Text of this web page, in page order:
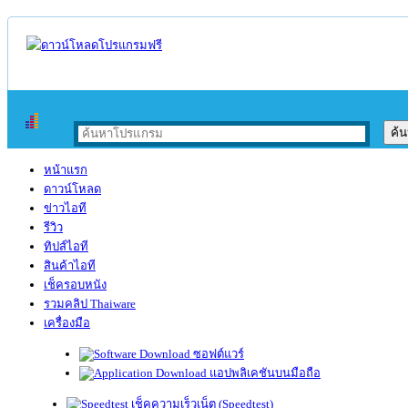
หน้าแรก
ดาวน์โหลด
ข่าวไอที
รีวิว
ทิปส์ไอที
สินค้าไอที
เช็ครอบหนัง
รวมคลิป Thaiware
เครื่องมือ
ซอฟต์แวร์
แอปพลิเคชันบนมือถือ
เช็คความเร็วเน็ต (Speedtest)